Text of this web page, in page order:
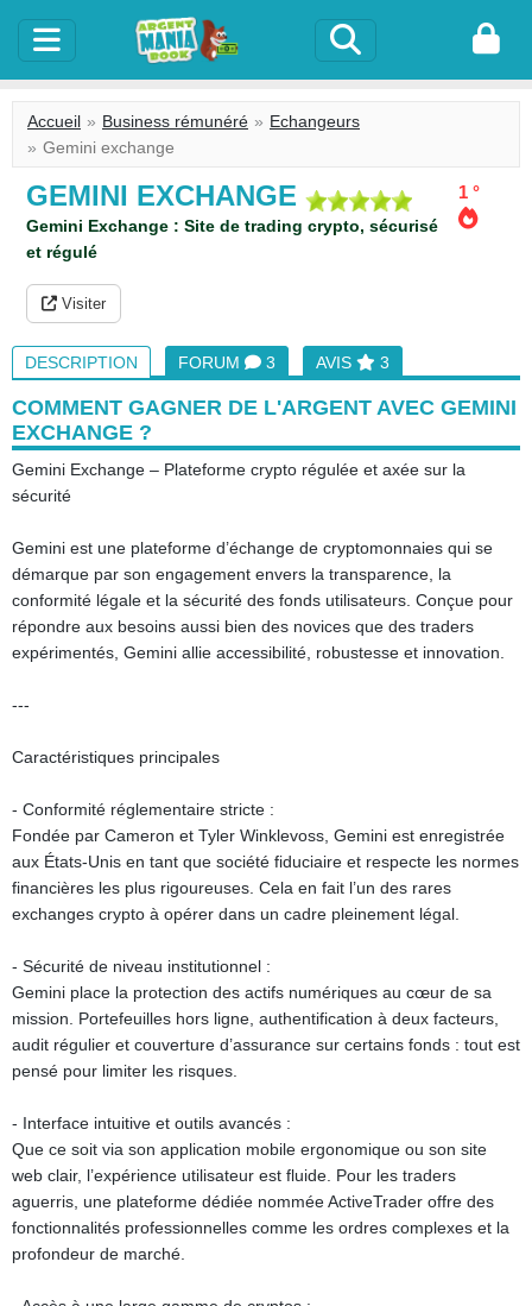
Accueil Business rémunéré
Echangeurs
Gemini exchange
GEMINI EXCHANGE 1 °
Gemini Exchange : Site de trading crypto, sécurisé
et régulé
Visiter
DESCRIPTION FORUM 3 AVIS 3
COMMENT GAGNER DE L'ARGENT AVEC GEMINI
EXCHANGE ?
Gemini Exchange – Plateforme crypto régulée et axée sur la
sécurité
Gemini est une plateforme d’échange de cryptomonnaies qui se
démarque par son engagement envers la transparence, la
conformité légale et la sécurité des fonds utilisateurs. Conçue pour
répondre aux besoins aussi bien des novices que des traders
expérimentés, Gemini allie accessibilité, robustesse et innovation.
---
Caractéristiques principales
- Conformité réglementaire stricte :
Fondée par Cameron et Tyler Winklevoss, Gemini est enregistrée
aux États-Unis en tant que société fiduciaire et respecte les normes
financières les plus rigoureuses. Cela en fait l’un des rares
exchanges crypto à opérer dans un cadre pleinement légal.
- Sécurité de niveau institutionnel :
Gemini place la protection des actifs numériques au cœur de sa
mission. Portefeuilles hors ligne, authentification à deux facteurs,
audit régulier et couverture d’assurance sur certains fonds : tout est
pensé pour limiter les risques.
- Interface intuitive et outils avancés :
Que ce soit via son application mobile ergonomique ou son site
web clair, l’expérience utilisateur est fluide. Pour les traders
aguerris, une plateforme dédiée nommée ActiveTrader offre des
fonctionnalités professionnelles comme les ordres complexes et la
profondeur de marché.